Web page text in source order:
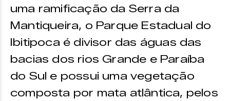
uma ramificação da Serra da
Mantiqueira, o Parque Estadual do
Ibitipoca é divisor das águas das
bacias dos rios Grande e Paraíba
do Sul e possui uma vegetação
composta por mata atlântica, pelos